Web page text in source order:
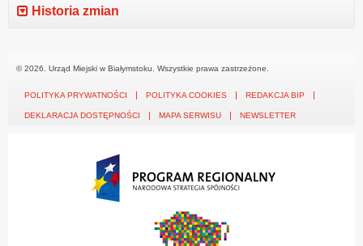
Historia zmian
© 2026. Urząd Miejski w Białymstoku. Wszystkie prawa zastrzeżone.
POLITYKA PRYWATNOŚCI POLITYKA COOKIES REDAKCJA BIP
DEKLARACJA DOSTĘPNOŚCI MAPA SERWISU NEWSLETTER